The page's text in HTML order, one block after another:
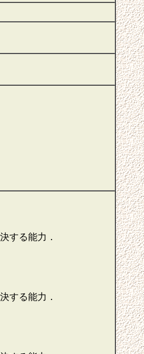
する能力．
する能力．